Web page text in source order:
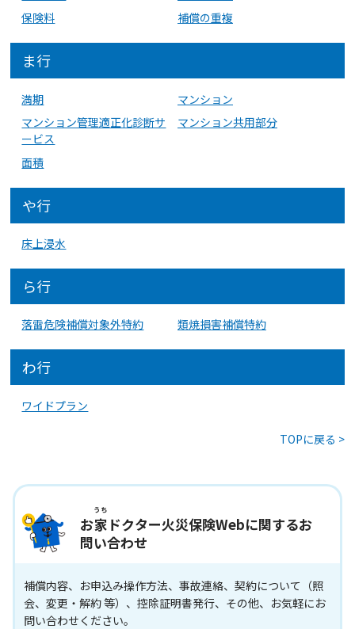
保険料
補償の重複
ま行
満期
マンション
マンション管理適正化診断サ
ービス
マンション共用部分
面積
や行
床上浸水
ら行
落雷危険補償対象外特約 類焼損害補償特約
わ行
ワイドプラン
TOPに戻る >
お家
うち
ドクター火災保険Webに関するお
問い合わせ
補償内容、お申込み操作方法、事故連絡、契約について（照
会、変更・解約 等）、控除証明書発行、その他、お気軽にお
問い合わせください。